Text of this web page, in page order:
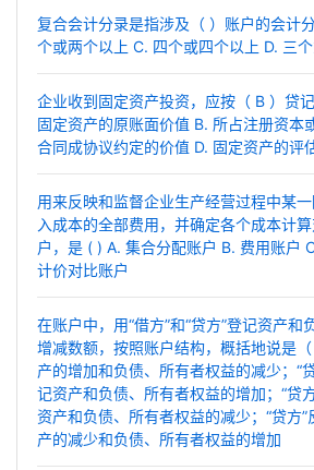
复合会计分录是指涉及（ ）账户的会计
个或两个以上 C. 四个或四个以上 D. 三
企业收到固定资产投资，应按（ B ）贷
固定资产的原账面价值 B. 所占注册资本
合同成协议约定的价值 D. 固定资产的评
用来反映和监督企业生产经营过程中某
入成本的全部费用，并确定各个成本计
户，是 ( ) A. 集合分配账户 B. 费用账户
计价对比账户
在账户中，用“借方”和“贷方”登记资产和
增减数额，按照账户结构，概括地说是（
产的增加和负债、所有者权益的减少；“
记资产和负债、所有者权益的增加；“贷
资产和负债、所有者权益的减少；“贷方”
产的减少和负债、所有者权益的增加